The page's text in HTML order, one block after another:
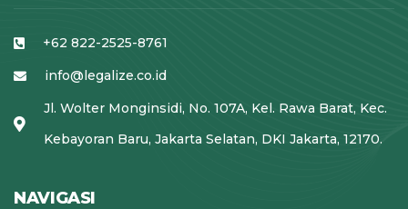
+62 822-2525-8761
info@legalize.co.id
Jl. Wolter Monginsidi, No. 107A, Kel. Rawa Barat, Kec.
Kebayoran Baru, Jakarta Selatan, DKI Jakarta, 12170.
NAVIGASI